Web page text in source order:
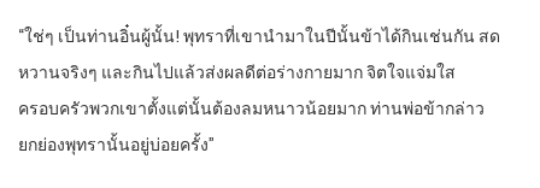
“ใช่ๆ เป็นท่านอิ๋นผู้นั้น! พุทราที่เขานำมาในปีนั้นข้าได้กินเช่นกัน สด
หวานจริงๆ และกินไปแล้วส่งผลดีต่อร่างกายมาก จิตใจแจ่มใส
ครอบครัวพวกเขาตั้งแต่นั้นต้องลมหนาวน้อยมาก ท่านพ่อข้ากล่าว
ยกย่องพุทรานั้นอยู่บ่อยครั้ง”